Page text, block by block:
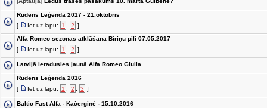
Rudens Leģenda 2017 - 21.oktobris
[
Iet uz lapu: 1 2 ]
Alfa Romeo sezonas atklāšana Bīriņu pilī 07.05.2017
[
Iet uz lapu: 1 2 ]
Latvijā ieradusies jaunā Alfa Romeo Giulia
Rudens Leģenda 2016
[
Iet uz lapu: 1 2 3 ]
Baltic Fast Alfa - Kačerginė - 15.10.2016